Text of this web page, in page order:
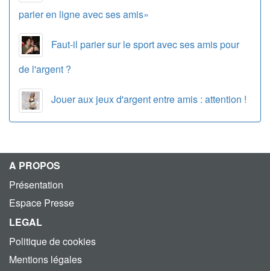
parier en ligne avec ses amis»
Faut-il parier sur le sport avec ses amis pour
de l'argent ?
Jouer aux jeux d'argent entre amis : attention !
A PROPOS
Présentation
Espace Presse
LEGAL
Politique de cookies
Mentions légales